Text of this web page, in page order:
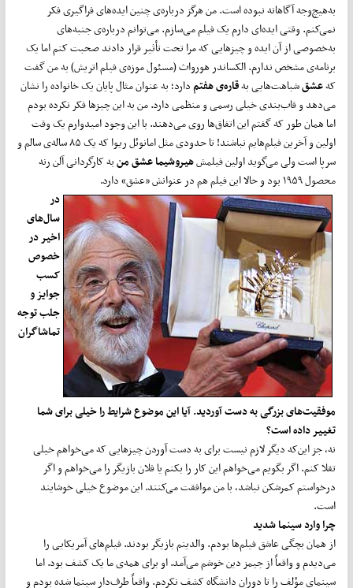
به‌هیچ‌وجه آگاهانه نبوده است. من هرگز درباره‌ی چنین ایده‌های فراگیری فکر
نمی‌کنم. وقتی ایده‌ای دارم یک فیلم می‌سازم. می‌توانم درباره‌ی جنبه‌های
به‌خصوصی از آن ایده و چیزهایی که مرا تحت ‌تأثیر قرار دادند صحبت کنم اما یک
برنامه‌ی مشخص ندارم. الکساندر هورواث (مسئول موزه‌ی فیلم اتریش) به من گفت
کهعشقشباهت‌هایی بهقاره‌ی هفتمدارد؛ به عنوان مثال پایان یک خانواده را نشان
می‌دهد و قاب‌بندی خیلی رسمی و منظمی دارد. من به این چیزها فکر نکرده بودم
اما همان‌ طور که گفتم این اتفاق‌ها روی می‌دهند. با این وجود امیدوارم یک وقت
اولین و آخرین فیلم‌هایم نباشند! تا حدودی مثل امانوئل ریوا که یک ۸۵ ساله‌ی سالم و
سرپا است ولی می‌گوید اولین فیلمشهیروشیما عشق منبه کارگردانی آلن رنه
محصول ۱۹۵۹ بود و حالا این فیلم هم در عنوانش «عشق» دارد.
در
سال‌های
اخیر در
خصوص
کسب
جوایز و
جلب توجه
تماشاگران
موفقیت‌های بزرگی به دست آوردید. آیا این موضوع شرایط را خیلی برای شما
تغییر داده است؟
نه، جز این‌که دیگر لازم نیست برای به دست آوردن چیزهایی که می‌خواهم خیلی
تقلا کنم. اگر بگویم می‌خواهم این کار را بکنم یا فلان بازیگر را می‌خواهم و اگر
درخواستم کمرشکن نباشد، با من موافقت می‌کنند. این موضوع خیلی خوشایند
است.
چرا وارد سینما شدید
از همان بچگی عاشق فیلم‌ها بودم. والدینم بازیگر بودند. فیلم‌های آمریکایی را
می‌دیدم و واقعاً از جیمز دین خوشم می‌آمد. او برای همه‌ی ما یک کشف بود. اما
سینمای مؤلف را تا دوران دانشگاه کشف نکردم. واقعاً طرف‌دار سینما شده بودم و